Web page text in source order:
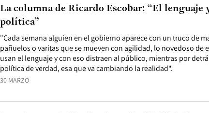
30 MARZO
"Cada semana alguien en el gobierno aparece con un truco de
pañuelos o varitas que se mueven con agilidad, lo novedoso de
usan el lenguaje y con eso distraen al público, mientras por
política de verdad, esa que va cambiando la realidad".
La columna de Ricardo Escobar: “El
política”